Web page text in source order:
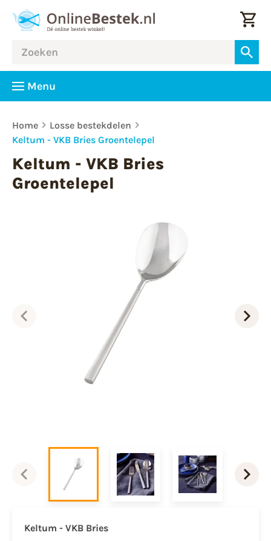
Menu
Home
Losse bestekdelen
Keltum - VKB Bries Groentelepel
Keltum - VKB Bries
Groentelepel
Keltum - VKB Bries